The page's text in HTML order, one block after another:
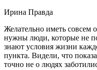
Ирина Правда
Желательно иметь совсем
нужны люди, которые не
знают условия жизни
пункта. Видели, что
точно не о людях